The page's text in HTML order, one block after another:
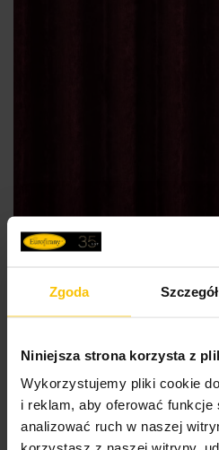
Zgoda
Niniejsza strona korzysta z
Wykorzystujemy pliki cookie
i reklam, aby oferować funkcje
analizować ruch w naszej
Zasłona szyta na taśmie 5
szenilowej strukturze